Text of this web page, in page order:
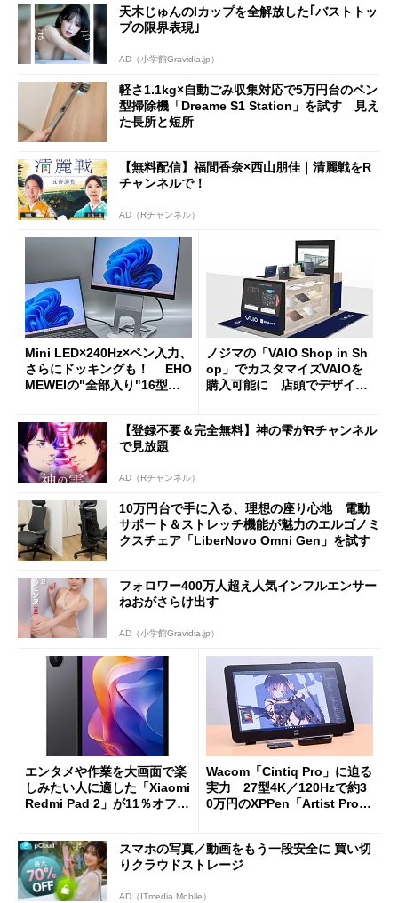
天木じゅんのIカップを全解放した｢バストトッ
プの限界表現｣
AD（小学館Gravidia.jp）
軽さ1.1kg×自動ごみ収集対応で5万円台のペン
型掃除機「Dreame S1 Station」を試す 見え
た長所と短所
【無料配信】福間香奈×西山朋佳｜清麗戦をR
チャンネルで！
AD（Rチャンネル）
Mini LED×240Hz×ペン入力、
さらにドッキングも！ EHO
MEWEIの"全部入り"16型モ
ノジマの「VAIO Shop in Sh
op」でカスタマイズVAIOを
購入可能に 店頭でデザイン
【登録不要＆完全無料】神の雫がRチャンネル
で見放題
AD（Rチャンネル）
10万円台で手に入る、理想の座り心地 電動
サポート＆ストレッチ機能が魅力のエルゴノミ
クスチェア「LiberNovo Omni Gen」を試す
フォロワー400万人超え人気インフルエンサー
ねおがさらけ出す
AD（小学館Gravidia.jp）
エンタメや作業を大画面で楽
しみたい人に適した「Xiaomi
Redmi Pad 2」が11％オフの
Wacom「Cintiq Pro」に迫る
実力 27型4K／120Hzで約3
0万円のXPPen「Artist Pro 2
スマホの写真／動画をもう一段安全に 買い切
りクラウドストレージ
AD（ITmedia Mobile）